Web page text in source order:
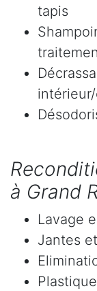
tapis
à Grand
Lavage
Jantes